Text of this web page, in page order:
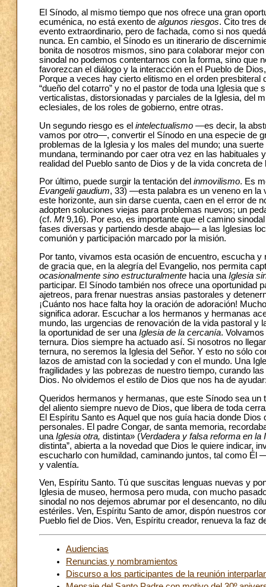
El Sínodo, al mismo tiempo que nos ofrece una gran
ecuménica, no está exento de algunos riesgos. Cito tres
evento extraordinario, pero de fachada, como si nos
nunca. En cambio, el Sínodo es un itinerario de
bonita de nosotros mismos, sino para colaborar mejor
sinodal no podemos contentarnos con la forma, sino que
favorezcan el diálogo y la interacción en el Pueblo de
Porque a veces hay cierto elitismo en el orden
“dueño del cotarro” y no el pastor de toda una Iglesia
verticalistas, distorsionadas y parciales de la Iglesia, del
eclesiales, de los roles de gobierno, entre otras.
Un segundo riesgo es el intelectualismo —es decir, la
vamos por otro—, convertir el Sínodo en una especie de
problemas de la Iglesia y los males del mundo; una
mundana, terminando por caer otra vez en las
realidad del Pueblo santo de Dios y de la vida concreta
Por último, puede surgir la tentación del inmovilismo. Es
Evangelii gaudium, 33) —esta palabra es un veneno en la
este horizonte, aun sin darse cuenta, caen en el error de
adopten soluciones viejas para problemas nuevos; un
(cf. Mt9,16). Por eso, es importante que el camino
fases diversas y partiendo desde abajo— a las Iglesias
comunión y participación marcado por la misión.
Por tanto, vivamos esta ocasión de encuentro, escucha
de gracia que, en la alegría del Evangelio, nos permita
ocasionalmente sino estructuralmente hacia una Iglesia
participar. El Sínodo también nos ofrece una oportunidad
ajetreos, para frenar nuestras ansias pastorales y
¡Cuánto nos hace falta hoy la oración de adoración!
significa adorar. Escuchar a los hermanos y hermanas
mundo, las urgencias de renovación de la vida pastoral y
la oportunidad de ser una Iglesia de la cercanía.
ternura. Dios siempre ha actuado así. Si nosotros no
ternura, no seremos la Iglesia del Señor. Y esto no sólo
lazos de amistad con la sociedad y con el mundo. Una
fragilidades y las pobrezas de nuestro tiempo, curando
Dios. No olvidemos el estilo de Dios que nos ha de
Queridos hermanos y hermanas, que este Sínodo sea
del aliento siempre nuevo de Dios, que libera de toda
El Espíritu Santo es Aquel que nos guía hacia donde
personales. El padre Congar, de santa memoria,
una Iglesia otra, distinta» (Verdadera y falsa reforma en la
distinta”, abierta a la novedad que Dios le quiere indicar,
escucharlo con humildad, caminando juntos, tal como
y valentía.
Ven, Espíritu Santo. Tú que suscitas lenguas nuevas y
Iglesia de museo, hermosa pero muda, con mucho
sinodal no nos dejemos abrumar por el desencanto, no
estériles. Ven, Espíritu Santo de amor, dispón nuestros
Pueblo fiel de Dios. Ven, Espíritu creador, renueva la faz
Audiencias
Renuncias y nombramientos
Discurso a los participantes de la reunión